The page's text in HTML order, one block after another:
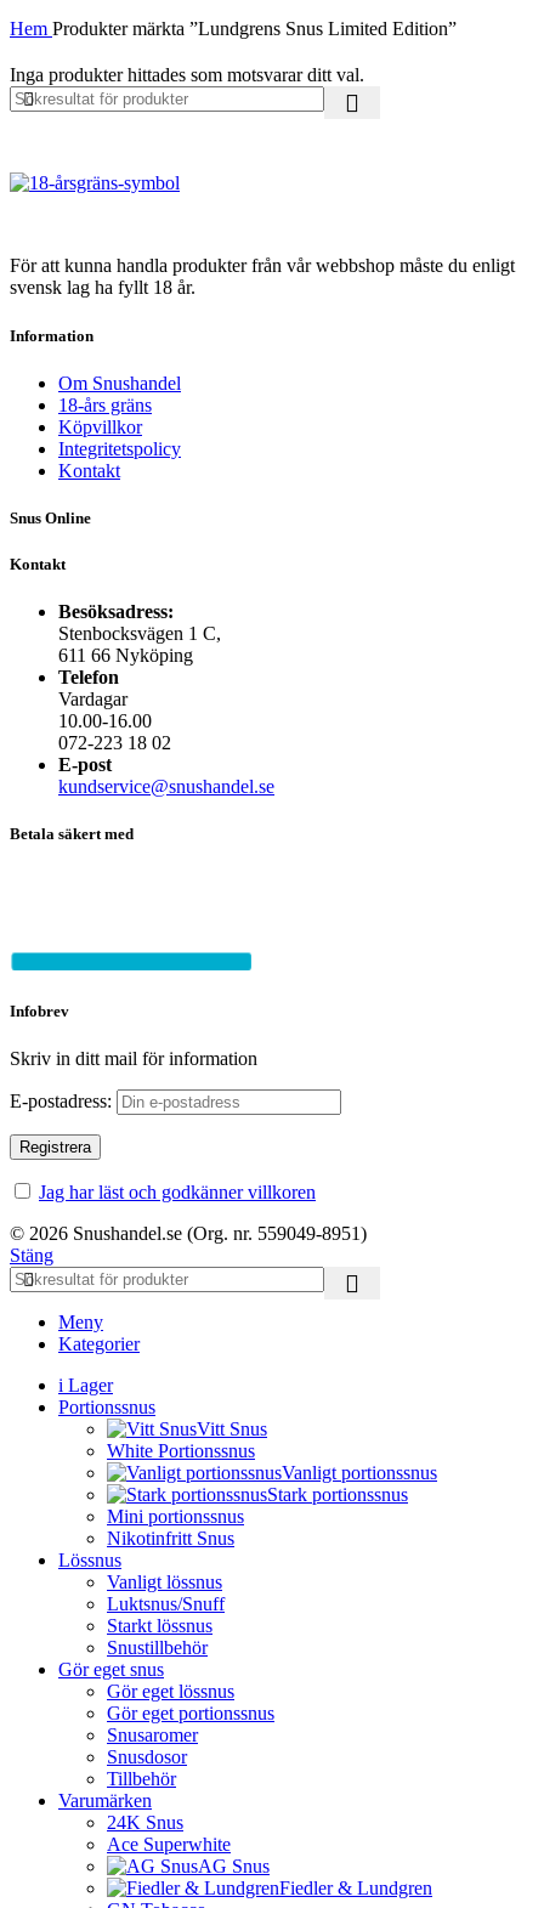
Hem Produkter märkta ”Lundgrens Snus Limited Edition”
Inga produkter hittades som motsvarar ditt val.
För att kunna handla produkter från vår webbshop måste du enligt
svensk lag ha fyllt 18 år.
Information
Om Snushandel
18-års gräns
Köpvillkor
Integritetspolicy
Kontakt
Snus Online
Kontakt
Besöksadress:
Stenbocksvägen 1 C,
611 66 Nyköping
Telefon
Vardagar
10.00-16.00
072-223 18 02
E-post
kundservice@snushandel.se
Betala säkert med
Infobrev
Skriv in ditt mail för information
E-postadress:
Jag har läst och godkänner villkoren
© 2026 Snushandel.se (Org. nr. 559049-8951)
Stäng
Meny
Kategorier
i Lager
Portionssnus
Vitt Snus
White Portionssnus
Vanligt portionssnus
Stark portionssnus
Mini portionssnus
Nikotinfritt Snus
Lössnus
Vanligt lössnus
Luktsnus/Snuff
Starkt lössnus
Snustillbehör
Gör eget snus
Gör eget lössnus
Gör eget portionssnus
Snusaromer
Snusdosor
Tillbehör
Varumärken
24K Snus
Ace Superwhite
AG Snus
Fiedler & Lundgren